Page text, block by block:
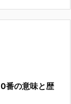
番の意味と歴